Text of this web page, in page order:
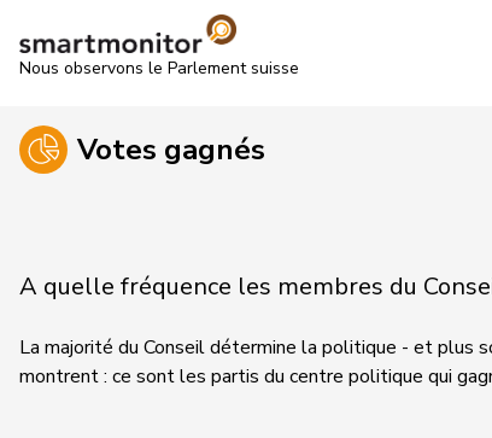
Nous observons le Parlement suisse
Votes gagnés
A quelle fréquence les membres du
La majorité du Conseil détermine la politique - et plus
montrent : ce sont les partis du centre politique qui